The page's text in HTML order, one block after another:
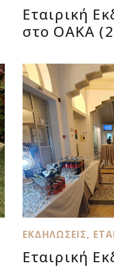
Εταιρική
στο ΟΑΚΑ
ΕΚΔΗΛΏΣΕΙΣ,
Εταιρική